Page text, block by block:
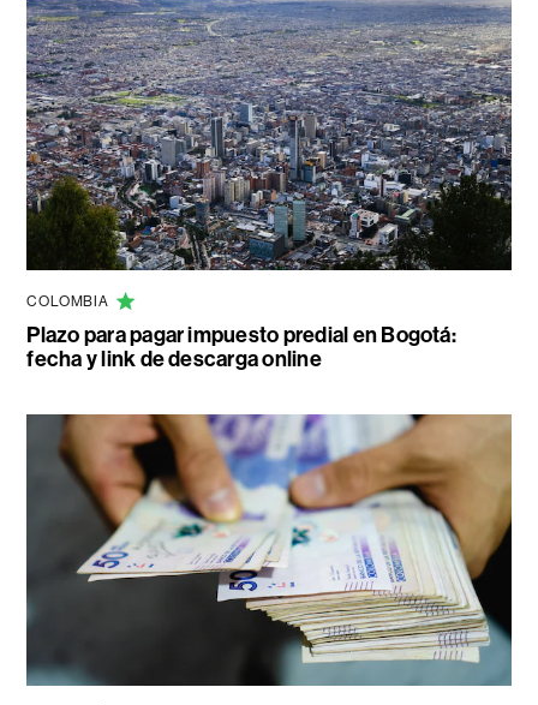
COLOMBIA
Plazo para pagar impuesto predial en Bogotá:
fecha y link de descarga online